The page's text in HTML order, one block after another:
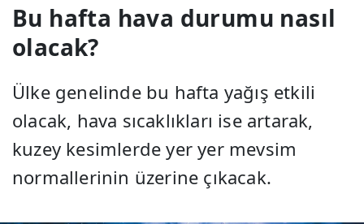
Bu hafta hava durumu nasıl
olacak?
Ülke genelinde bu hafta yağış etkili
olacak, hava sıcaklıkları ise artarak,
kuzey kesimlerde yer yer mevsim
normallerinin üzerine çıkacak.